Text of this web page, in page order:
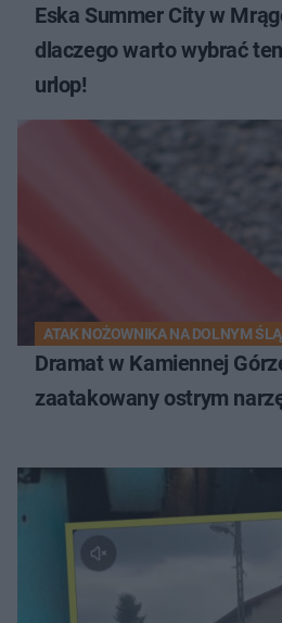
Eska Summer City w
dlaczego warto wybrać
urlop!
ATAK NOŻOWNIKA NA DOLNYM
Dramat w Kamiennej
zaatakowany ostrym